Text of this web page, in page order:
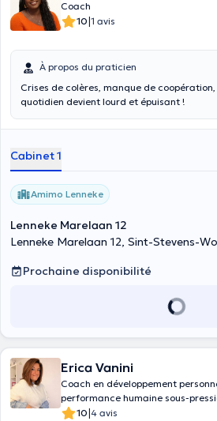
Coach
10|1 avis
À propos du praticien
Crises de colères, manque de
quotidien devient lourd et épuisant !
Cabinet 1
Amimo Lenneke
Lenneke Marelaan 12
Lenneke Marelaan 12, Sint-Stevens-
Prochaine disponibilité
Erica Vanini
Coach en développement
performance humaine sous-
10|4 avis